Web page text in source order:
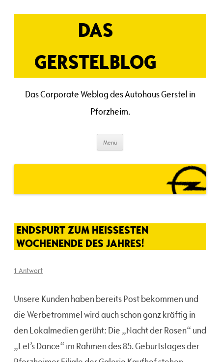
Inhalt
DAS
GERSTELBLOG
Das Corporate Weblog des Autohaus Gerstel in
Pforzheim.
Menü
ENDSPURT ZUM HEISSESTEN W
OCHENENDE DES JAHRES!
1 Antwort
Unsere Kunden haben bereits Post bekommen und
die Werbetrommel wird auch schon ganz kräftig in
den Lokalmedien gerüht: Die „Nacht der Rosen“ und
„Let’s Dance“ im Rahmen des 85. Geburtstages der